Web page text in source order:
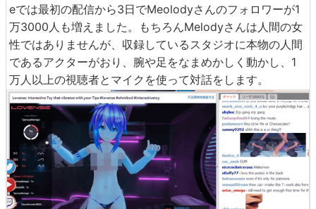
eでは最初の配信から3日でMeolodyさんのフォロワーが1
万3000人も増えました。もちろんMelodyさんは人間の女
性ではありませんが、収録しているスタジオに本物の人間
であるアクターがおり、腕や足をなまめかしく動かし、1
万人以上の視聴者とマイクを使って対話をします。